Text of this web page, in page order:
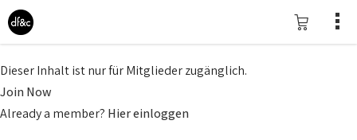
Dieser Inhalt ist nur für Mitglieder zugänglich.
Join Now
Already a member? Hier einloggen